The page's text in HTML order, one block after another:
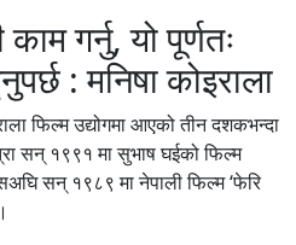
काम गर्नु, यो पूर्णतः
: मनिषा कोइराला
फिल्म उद्योगमा आएको तीन दशकभन्दा
सन् १९९१ मा सुभाष घईको फिल्म
सन् १९८९ मा नेपाली फिल्म ‘फेरि